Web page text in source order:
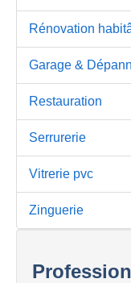
Rénovation
Garage &
Restauration
Serrurerie
Vitrerie pvc
Zinguerie